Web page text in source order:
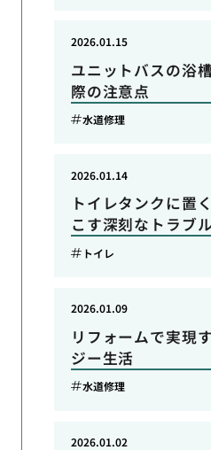
ユニットバスの浴
際の注意点
2026.01.15
水道修理
トイレタンクに置
こす深刻なトラブル
2026.01.14
トイレ
リフォームで実現
ジー生活
2026.01.09
水道修理
2026.01.02